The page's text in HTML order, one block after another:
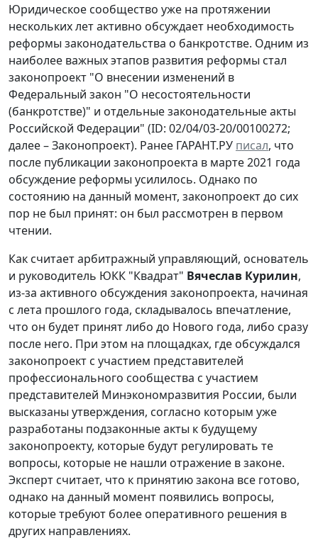
Юридическое сообщество уже на протяжении
нескольких лет активно обсуждает необходимость
реформы законодательства о банкротстве. Одним из
наиболее важных этапов развития реформы стал
законопроект "О внесении изменений в
Федеральный закон "О несостоятельности
(банкротстве)" и отдельные законодательные акты
Российской Федерации" (ID: 02/04/03-20/00100272;
далее – Законопроект). Ранее ГАРАНТ.РУ писал, что
после публикации законопроекта в марте 2021 года
обсуждение реформы усилилось. Однако по
состоянию на данный момент, законопроект до сих
пор не был принят: он был рассмотрен в первом
чтении.
Как считает арбитражный управляющий, основатель
и руководитель ЮКК "Квадрат" Вячеслав Курилин,
из-за активного обсуждения законопроекта, начиная
с лета прошлого года, складывалось впечатление,
что он будет принят либо до Нового года, либо сразу
после него. При этом на площадках, где обсуждался
законопроект с участием представителей
профессионального сообщества с участием
представителей Минэкономразвития России, были
высказаны утверждения, согласно которым уже
разработаны подзаконные акты к будущему
законопроекту, которые будут регулировать те
вопросы, которые не нашли отражение в законе.
Эксперт считает, что к принятию закона все готово,
однако на данный момент появились вопросы,
которые требуют более оперативного решения в
других направлениях.